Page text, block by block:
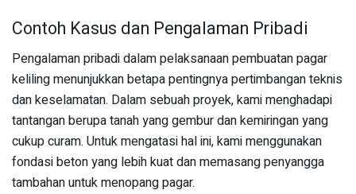
Contoh Kasus dan Pengalaman Pribadi
Pengalaman pribadi dalam pelaksanaan pembuatan pagar
keliling menunjukkan betapa pentingnya pertimbangan teknis
dan keselamatan. Dalam sebuah proyek, kami menghadapi
tantangan berupa tanah yang gembur dan kemiringan yang
cukup curam. Untuk mengatasi hal ini, kami menggunakan
fondasi beton yang lebih kuat dan memasang penyangga
tambahan untuk menopang pagar.